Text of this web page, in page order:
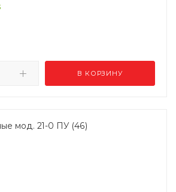
В КОРЗИНУ
мод. 21-0 ПУ (46)